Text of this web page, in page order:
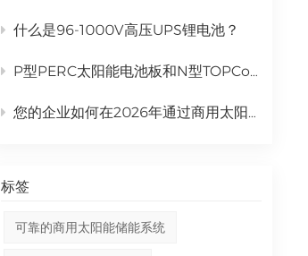
什么是96-1000V高压UPS锂电池？
P型PERC太阳能电池板和N型TOPCon太阳能电池板有什么区别？
您的企业如何在2026年通过商用太阳能发电系统实现投资回报率最大化？
标签
可靠的商用太阳能储能系统